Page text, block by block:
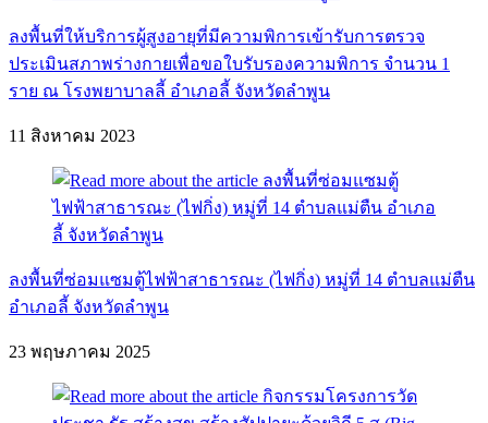
ลงพื้นที่ให้บริการผู้สูงอายุที่มีความพิการเข้ารับการตรวจ
ประเมินสภาพร่างกายเพื่อขอใบรับรองความพิการ จำนวน 1
ราย ณ โรงพยาบาลลี้ อำเภอลี้ จังหวัดลำพูน
11 สิงหาคม 2023
ลงพื้นที่ซ่อมแซมตู้ไฟฟ้าสาธารณะ (ไฟกิ่ง) หมู่ที่ 14 ตำบลแม่ตืน
อำเภอลี้ จังหวัดลำพูน
23 พฤษภาคม 2025